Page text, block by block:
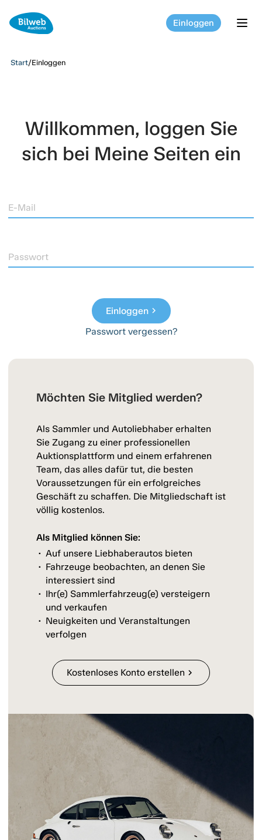
Einloggen
Start/Einloggen
Willkommen, loggen Sie
sich bei Meine Seiten ein
E-Mail
Passwort
Einloggenchevron_right
Passwort vergessen?
Möchten Sie Mitglied werden?
Als Sammler und Autoliebhaber erhalten
Sie Zugang zu einer professionellen
Auktionsplattform und einem erfahrenen
Team, das alles dafür tut, die besten
Voraussetzungen für ein erfolgreiches
Geschäft zu schaffen. Die Mitgliedschaft ist
völlig kostenlos.
Als Mitglied können Sie:
Auf unsere Liebhaberautos bieten
Fahrzeuge beobachten, an denen Sie
interessiert sind
Ihr(e) Sammlerfahrzeug(e) versteigern
und verkaufen
Neuigkeiten und Veranstaltungen
verfolgen
Kostenloses Konto erstellen chevron_right